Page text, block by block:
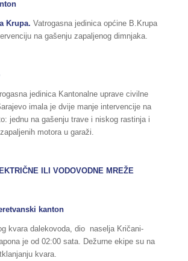
Krupa. Vatrogasna jedinica općine B.Krupa
na gašenju zapaljenog dimnjaka.
jedinica Kantonalne uprave civilne
imala je dvije manje intervencije na
jednu na gašenju trave i niskog rastinja i
motora u garaži.
ILI VODOVODNE MREŽE
kanton
kvara dalekovoda, dio naselja Kričani-
je od 02:00 sata. Dežurne ekipe su na
kvara.